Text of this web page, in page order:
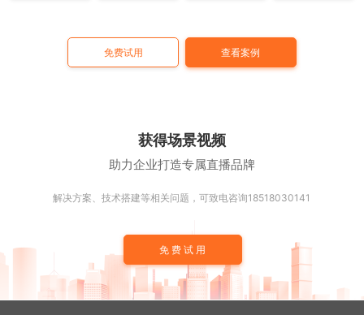
免费试用 查看案例
获得场景视频
助力企业打造专属直播品牌
解决方案、技术搭建等相关问题，可致电咨询18518030141
免费试用